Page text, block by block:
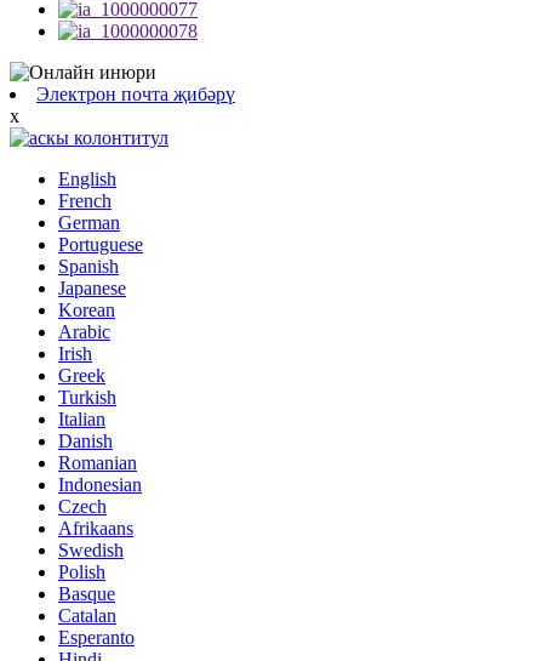
Электрон почта җибәрү
x
English
French
German
Portuguese
Spanish
Japanese
Korean
Arabic
Irish
Greek
Turkish
Italian
Danish
Romanian
Indonesian
Czech
Afrikaans
Swedish
Polish
Basque
Catalan
Esperanto